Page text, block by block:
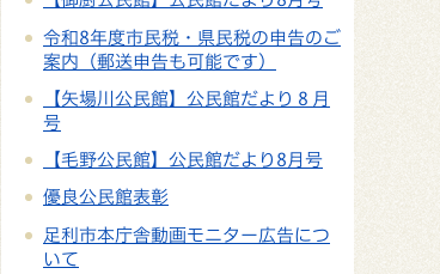
令和8年度市民税・県民税の申告のご
案内（郵送申告も可能です）
【矢場川公民館】公民館だより８月
号
【毛野公民館】公民館だより8月号
優良公民館表彰
足利市本庁舎動画モニター広告につ
いて